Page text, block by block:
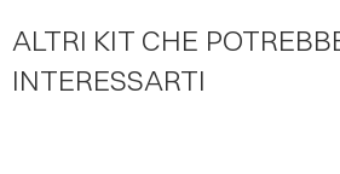
ALTRI KIT CHE
INTERESSARTI